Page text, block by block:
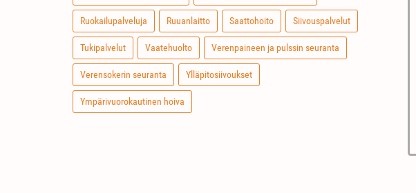
Ruokailupalveluja Ruuanlaitto Saattohoito Siivouspalvelut
Tukipalvelut Vaatehuolto Verenpaineen ja pulssin seuranta
Verensokerin seuranta Ylläpitosiivoukset
Ympärivuorokautinen hoiva